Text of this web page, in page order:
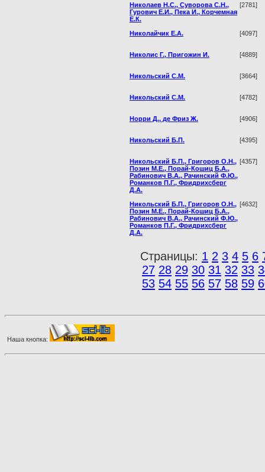
Николаев Н.С., Суворова С.Н.,
Гурович Е.И., Пека И., Корчемная
Е.К.
[2781]
Николайчик Е.А. [4097]
Николис Г., Пригожин И. [4889]
Никольский С.М. [3664]
Никольский С.М. [4782]
Норри Д., де Фриз Ж. [4906]
Никольский Б.П. [4395]
Никольский Б.П., Григоров О.Н.,
Позин М.Е., Порай-Кошиц Б.А.,
Рабинович В.А., Рачинский Ф.Ю.,
Романков П.Г., Фридрихсберг
Д.А.
[4357]
Никольский Б.П., Григоров О.Н.,
Позин М.Е., Порай-Кошиц Б.А.,
Рабинович В.А., Рачинский Ф.Ю.,
Романков П.Г., Фридрихсберг
Д.А.
[4632]
Страницы: 1 2 3 4 5 6
27 28 29 30 31 32 33
53 54 55 56 57 58 59
Наша кнопка: